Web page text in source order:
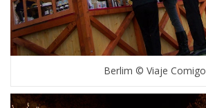
Berlim © Viaje Comigo